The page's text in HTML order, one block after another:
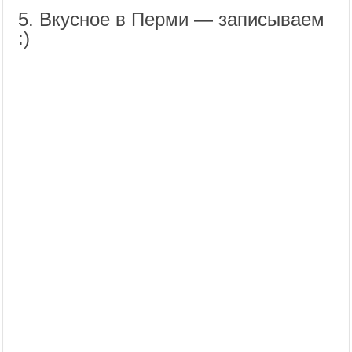
5. Вкусное в Перми — записываем
:)